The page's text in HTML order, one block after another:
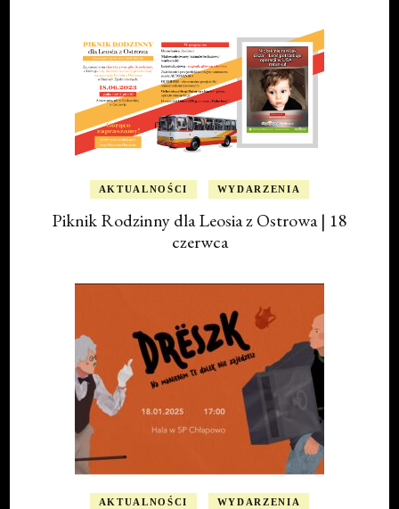
AKTUALNOŚCI WYDARZENIA
Piknik Rodzinny dla Leosia z Ostrowa | 18
czerwca
AKTUALNOŚCI WYDARZENIA